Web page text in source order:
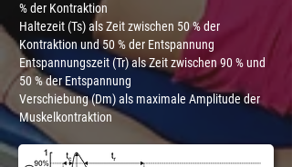
% der Kontraktion
Haltezeit (Ts) als Zeit zwischen 50 % der
Kontraktion und 50 % der Entspannung
Entspannungszeit (Tr) als Zeit zwischen 90 % und
50 % der Entspannung
Verschiebung (Dm) als maximale Amplitude der
Muskelkontraktion